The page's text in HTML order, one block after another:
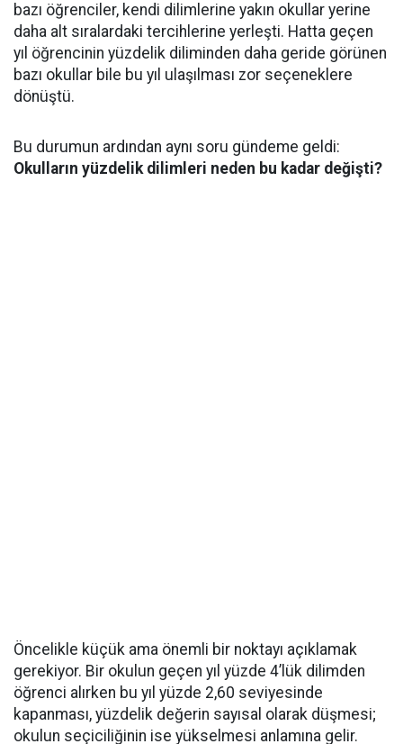
bazı öğrenciler, kendi dilimlerine yakın okullar yerine
daha alt sıralardaki tercihlerine yerleşti. Hatta geçen
yıl öğrencinin yüzdelik diliminden daha geride görünen
bazı okullar bile bu yıl ulaşılması zor seçeneklere
dönüştü.
Bu durumun ardından aynı soru gündeme geldi:
Okulların yüzdelik dilimleri neden bu kadar değişti?
Öncelikle küçük ama önemli bir noktayı açıklamak
gerekiyor. Bir okulun geçen yıl yüzde 4’lük dilimden
öğrenci alırken bu yıl yüzde 2,60 seviyesinde
kapanması, yüzdelik değerin sayısal olarak düşmesi;
okulun seçiciliğinin ise yükselmesi anlamına gelir.